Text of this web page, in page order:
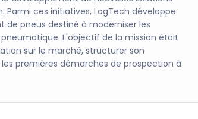
Parmi ces initiatives, LogTech développe
pneus destiné à moderniser les
L'objectif de la mission était
sur le marché, structurer son
premières démarches de prospection à